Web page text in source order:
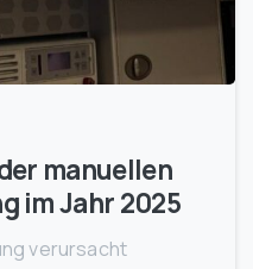
manuellen
im Jahr 2025
verursacht